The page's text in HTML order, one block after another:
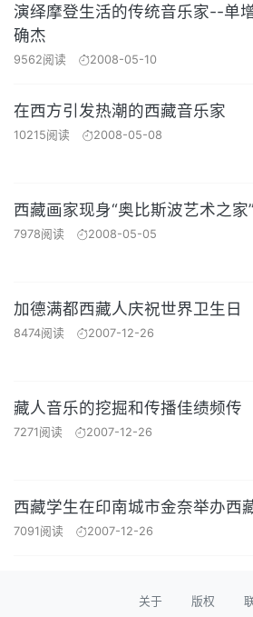
演绎摩登生活的传统音乐家--单
确杰
9562阅读 2008-05-10
在西方引发热潮的西藏音乐家
10215阅读 2008-05-08
西藏画家现身“奥比斯波艺术之家”
7978阅读 2008-05-05
加德满都西藏人庆祝世界卫生日
8474阅读 2007-12-26
藏人音乐的挖掘和传播佳绩频传
7271阅读 2007-12-26
西藏学生在印南城市金奈举办西
7091阅读 2007-12-26
关于 版权